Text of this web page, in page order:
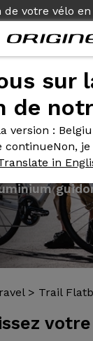
de votre vélo en
sur
de
version :
continueNon,
in
> Trail